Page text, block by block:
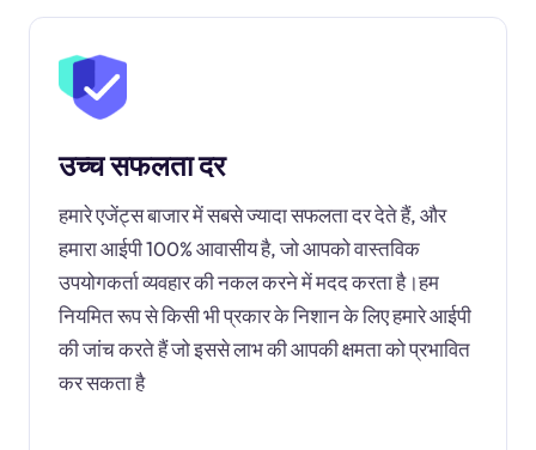
उच्च सफलता दर
हमारे एजेंट्स बाजार में सबसे ज्यादा सफलता दर देते हैं, और
हमारा आईपी 100% आवासीय है, जो आपको वास्तविक
उपयोगकर्ता व्यवहार की नकल करने में मदद करता है।हम
नियमित रूप से किसी भी प्रकार के निशान के लिए हमारे आईपी
की जांच करते हैं जो इससे लाभ की आपकी क्षमता को प्रभावित
कर सकता है